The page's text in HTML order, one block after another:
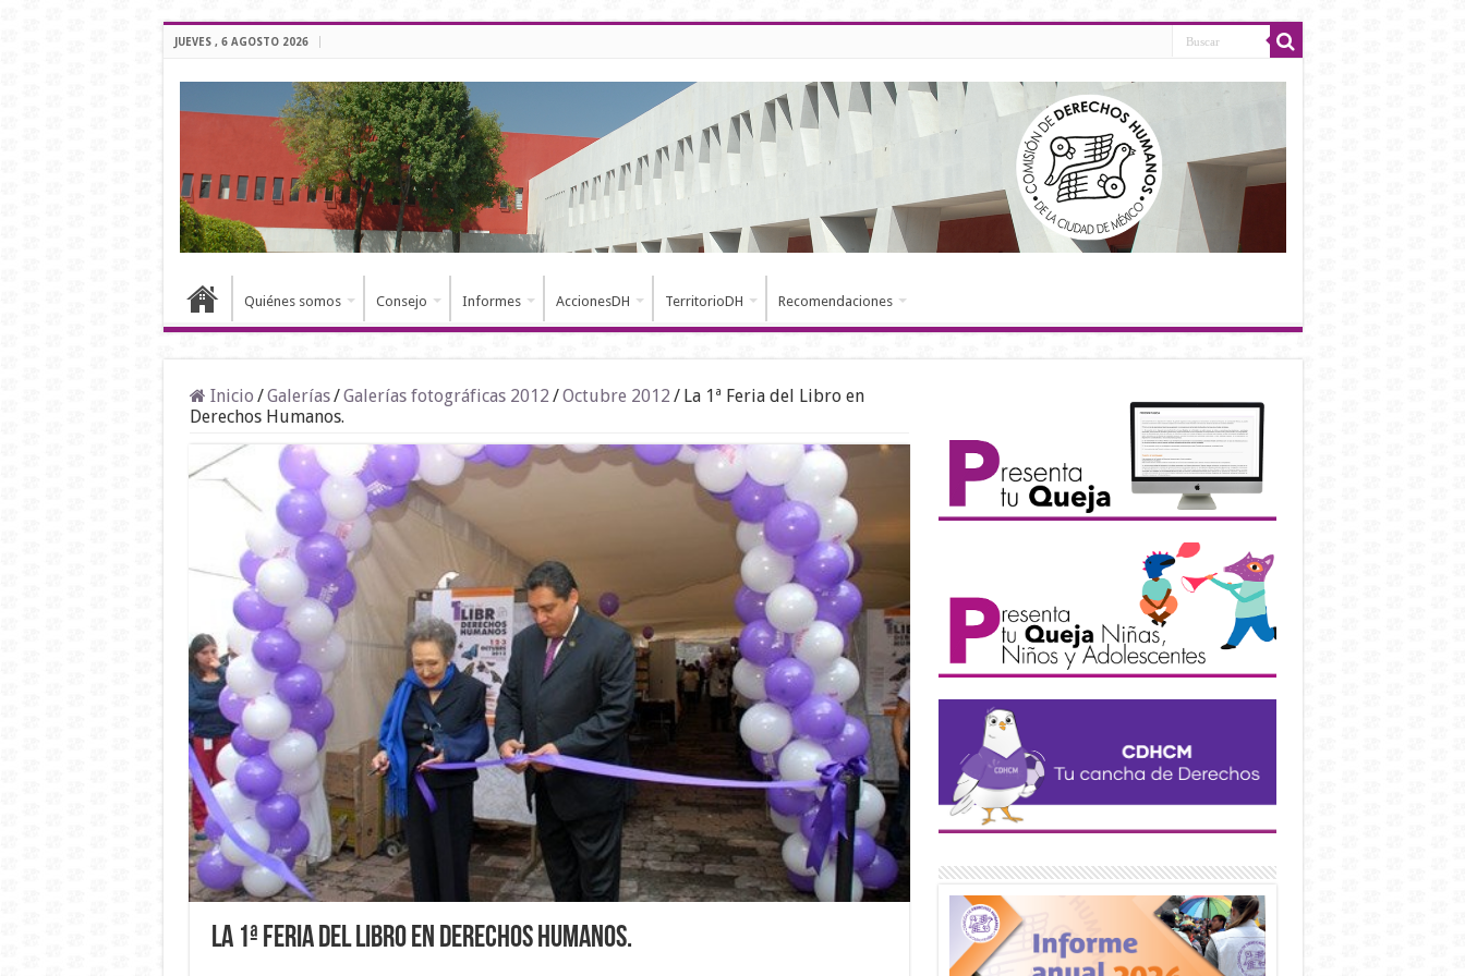
JUEVES , 6 AGOSTO 2026
Quiénes somos Consejo Informes AccionesDH TerritorioDH Recomendaciones
Inicio /Galerías/Galerías fotográficas 2012 /Octubre 2012 / La 1ª Feria del Libro en
Derechos Humanos.
La 1ª Feria del Libro en Derechos Humanos.